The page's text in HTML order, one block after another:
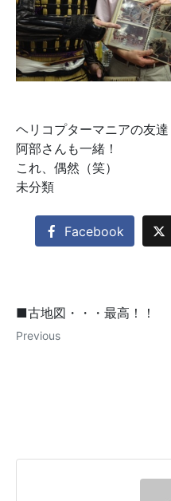
ヘリコプターマニアの友達
阿部さんも一緒！
これ、偶然（笑）
未分類
Facebook
■古地図・・・最高！！
Previous